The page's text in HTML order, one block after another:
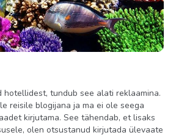
hotellidest, tundub see alati reklaamina.
reisile blogijana ja ma ei ole seega
kirjutama. See tähendab, et lisaks
olen otsustanud kirjutada ülevaate